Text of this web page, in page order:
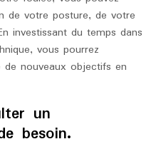
de votre posture, de votre
investissant du temps dans
vous pourrez
nouveaux objectifs en
un
besoin.